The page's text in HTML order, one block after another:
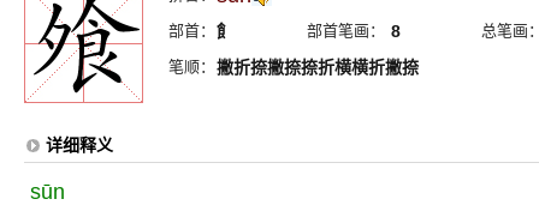
部首： 飠 部首笔画： 8
总笔画
笔顺： 撇折捺撇捺捺折横横折撇捺
详细释义
sūn